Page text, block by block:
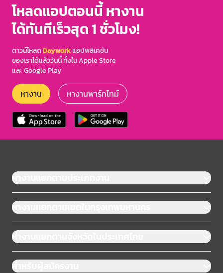
โหลดแอปตอนนี้ หางาน
ได้ทันทีเร็วสุด 1 ชั่วโมง!
ดาวน์โหลดDayworkแอปพลิเคชัน
ของเราได้แล้ววันนี้ ทั้งใน Apple Store
และ Google Play
หางาน หางานพาร์ทไทม์
หางานแยกตามประเภทงาน
หางานแยกตามเขตในกรุงเทพมหานคร
หางานแยกตามจังหวัดในประเทศไทย
สำหรับผู้สมัครงาน